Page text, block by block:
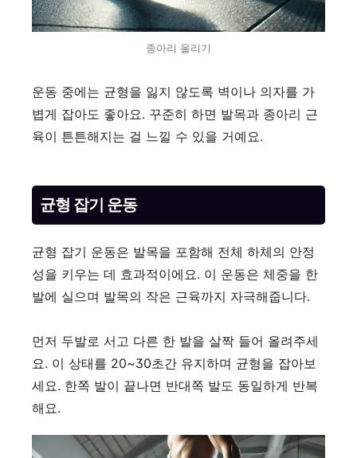
종아리 올리기
운동 중에는 균형을 잃지 않도록 벽이나 의자를 가
볍게 잡아도 좋아요. 꾸준히 하면 발목과 종아리 근
육이 튼튼해지는 걸 느낄 수 있을 거예요.
균형 잡기 운동
균형 잡기 운동은 발목을 포함해 전체 하체의 안정
성을 키우는 데 효과적이에요. 이 운동은 체중을 한
발에 실으며 발목의 작은 근육까지 자극해줍니다.
먼저 두발로 서고 다른 한 발을 살짝 들어 올려주세
요. 이 상태를 20~30초간 유지하며 균형을 잡아보
세요. 한쪽 발이 끝나면 반대쪽 발도 동일하게 반복
해요.